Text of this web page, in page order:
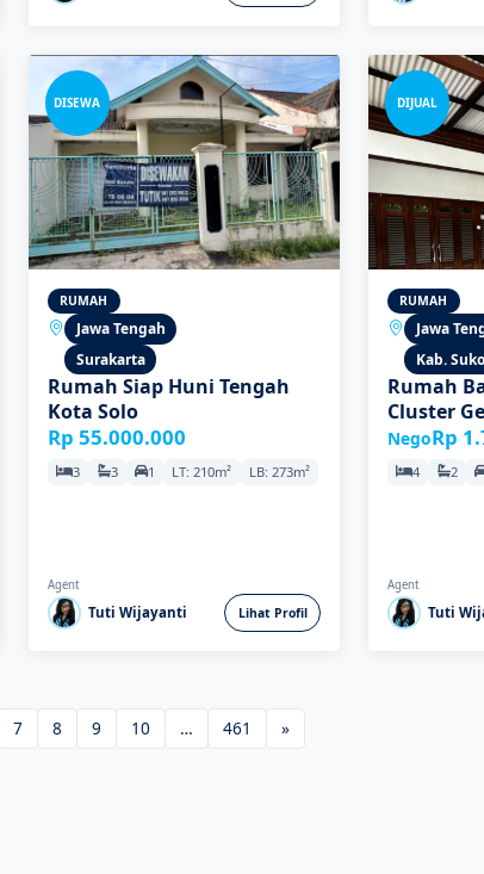
DISEWA
RUMAH
Jawa Tengah
Surakarta
Rumah Siap Huni Tengah
Kota Solo
Rp 55.000.000
3 3 1 LT: 210m² LB: 273m²
Agent
Tuti Wijayanti Lihat Profil
DIJUAL
RUMAH
Jawa
Kab.
Rumah
Cluster
NegoRp
4 2
Agent
Tuti
7 8 9 10 … 461 »